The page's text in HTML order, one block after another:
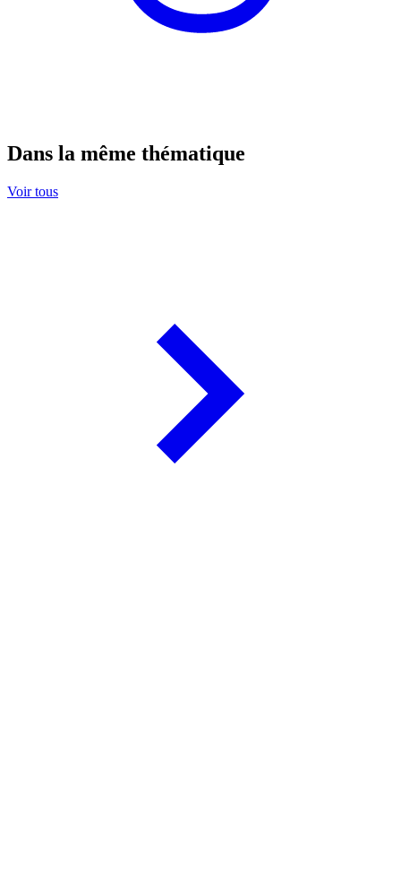
Dans la même thématique
Voir tous